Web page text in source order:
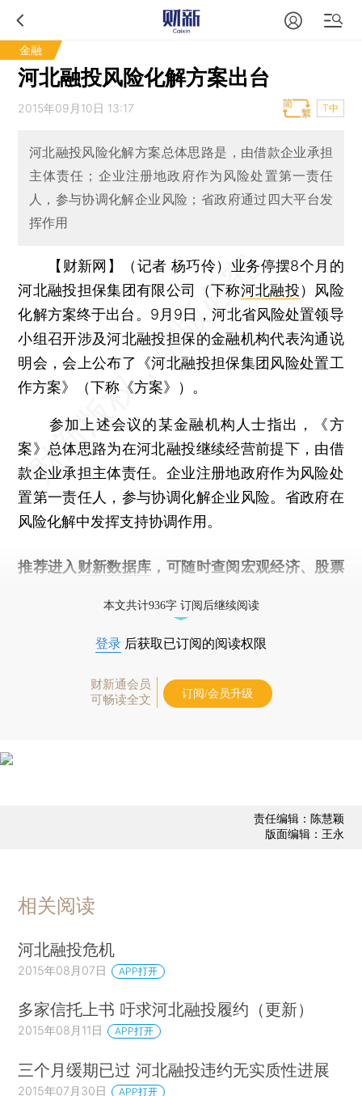
金融
河北融投风险化解方案出台
2015年09月10日 13:17 T中
河北融投风险化解方案总体思路是，由借款企业承担
主体责任；企业注册地政府作为风险处置第一责任
人，参与协调化解企业风险；省政府通过四大平台发
挥作用
【财新网】（记者 杨巧伶） 业务停摆8个月的
河北融投担保集团有限公司（下称河北融投）风险
化解方案终于出台。9月9日，河北省风险处置领导
小组召开涉及河北融投担保的金融机构代表沟通说
明会，会上公布了《河北融投担保集团风险处置工
作方案》（下称《方案》）。
参加上述会议的某金融机构人士指出，《方
案》总体思路为在河北融投继续经营前提下，由借
款企业承担主体责任。企业注册地政府作为风险处
置第一责任人，参与协调化解企业风险。省政府在
风险化解中发挥支持协调作用。
推荐进入 财新数据库 ，可随时查阅宏观经济、股票
本文共计936字 订阅后继续阅读
登录 后获取已订阅的阅读权限
财新通会员
可畅读全文
订阅/会员升级
责任编辑：陈慧颖
版面编辑：王永
相关阅读
河北融投危机
2015年08月07日 APP打开
多家信托上书 吁求河北融投履约（更新）
2015年08月11日 APP打开
三个月缓期已过 河北融投违约无实质性进展
2015年07月30日 APP打开